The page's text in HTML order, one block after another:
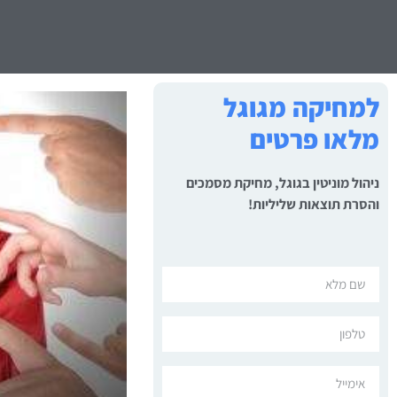
למחיקה מגוגל
מלאו פרטים
ניהול מוניטין בגוגל, מחיקת מסמכים
והסרת תוצאות שליליות!